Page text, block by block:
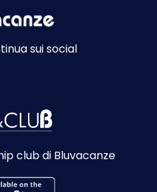
sui social
club di Bluvacanze